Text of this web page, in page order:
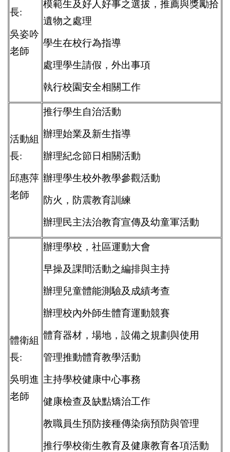
長:
吳姿吟
老師
模範生及好人好事之選拔，推薦與獎勵拾
遺物之處理
學生在校行為指導
處理學生請假，外出事項
執行校園安全相關工作
活動組
長:
邱惠萍
老師
推行學生自治活動
辦理始業及新生指導
辦理紀念節日相關活動
辦理學生校外教學參觀活動
防火，防震教育訓練
辦理民主法治教育宣傳及幼童軍活動
體衛組
長:
吳明進
老師
辦理學校，社區運動大會
早操及課間活動之編排與主持
辦理兒童體能測驗及成績考查
辦理校內外師生體育運動競賽
體育器材，場地，設備之規劃與使用
管理推動體育教學活動
主持學校健康中心事務
健康檢查及缺點矯治工作
教職員生預防接種傳染病預防與管理
推行學校衛生教育及健康教育各項活動